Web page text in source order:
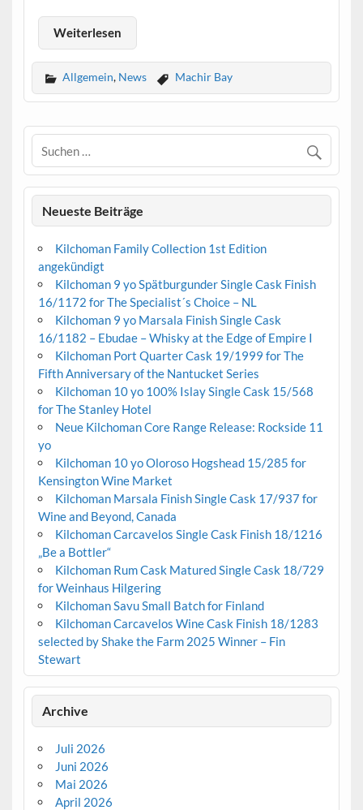
Weiterlesen
Allgemein, News Machir Bay
Neueste Beiträge
Kilchoman Family Collection 1st Edition
angekündigt
Kilchoman 9 yo Spätburgunder Single Cask Finish
16/1172 for The Specialist´s Choice – NL
Kilchoman 9 yo Marsala Finish Single Cask
16/1182 – Ebudae – Whisky at the Edge of Empire I
Kilchoman Port Quarter Cask 19/1999 for The
Fifth Anniversary of the Nantucket Series
Kilchoman 10 yo 100% Islay Single Cask 15/568
for The Stanley Hotel
Neue Kilchoman Core Range Release: Rockside 11
yo
Kilchoman 10 yo Oloroso Hogshead 15/285 for
Kensington Wine Market
Kilchoman Marsala Finish Single Cask 17/937 for
Wine and Beyond, Canada
Kilchoman Carcavelos Single Cask Finish 18/1216
„Be a Bottler“
Kilchoman Rum Cask Matured Single Cask 18/729
for Weinhaus Hilgering
Kilchoman Savu Small Batch for Finland
Kilchoman Carcavelos Wine Cask Finish 18/1283
selected by Shake the Farm 2025 Winner – Fin
Stewart
Archive
Juli 2026
Juni 2026
Mai 2026
April 2026